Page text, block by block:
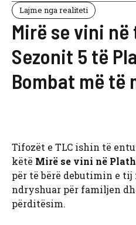
Lajme nga realiteti
Mirë se vini
Sezonit 5 të
Bombat më të
Tifozët e TLC ishin të
këtë Mirë se vini në
për të bërë debutimin e tij
ndryshuar për familjen
përditësim.